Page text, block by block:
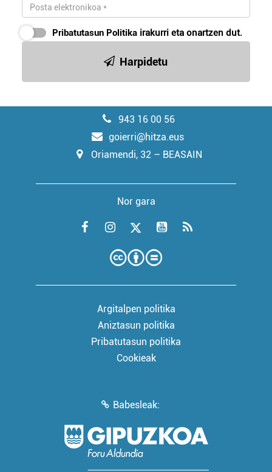
Pribatutasun Politika irakurri eta onartzen dut.
Harpidetu
943 16 00 56
goierri@hitza.eus
Oriamendi, 32 – BEASAIN
Nor gara
Argitalpen politika
Aniztasun politika
Pribatutasun politika
Cookieak
Babesleak: